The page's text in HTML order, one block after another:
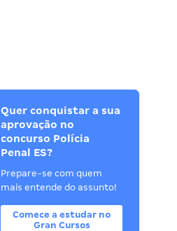
Quer conquistar a sua
aprovação no
concurso Polícia
Penal ES?
Prepare-se com quem
mais entende do assunto!
Comece a estudar no
Gran Cursos